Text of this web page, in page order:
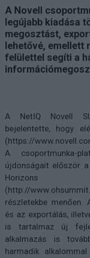
A Novell
legújabb kiadása
megosztást,
lehetővé, emellett
felülettel segíti a
A NetIQ Novell
bejelentette, hogy
(https://
A csoportmunka-
újdonságait először
Horizons
(http://
részletekbe
és az exportálás,
is tartalmaz új
alkalmazás is
harmadik